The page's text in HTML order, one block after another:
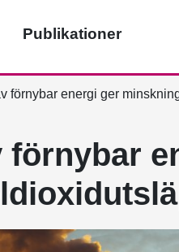
Publikationer
förnybar energi ger
förnybar